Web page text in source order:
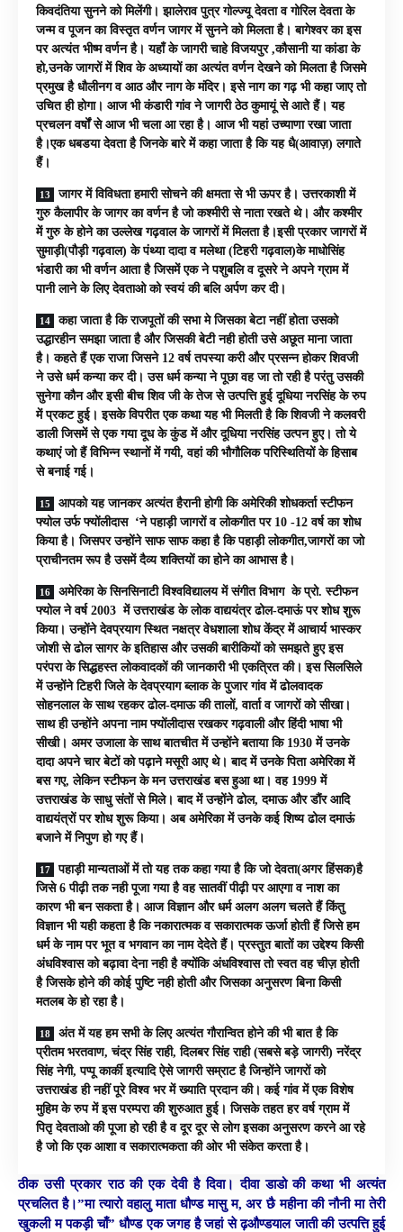
किवदंतिया सुनने को मिलेंगी। झालेराव पुत्र गोल्ज्यू देवता व गोरिल देवता के
जन्म व पूजन का विस्तृत वर्णन जागर में सुनने को मिलता है। बागेश्वर का इस
पर अत्यंत भीष्म वर्णन है। यहाँ के जागरी चाहे विजयपुर ,कौसानी या कांडा के
हो,उनके जागरों में शिव के अध्यायों का अत्यंत वर्णन देखने को मिलता है जिसमे
प्रमुख है धौलीनग व आठ और नाग के मंदिर। इसे नाग का गढ़ भी कहा जाए तो
उचित ही होगा। आज भी कंडारी गांव ने जागरी ठेठ कुमायूं से आते हैं। यह
प्रचलन वर्षों से आज भी चला आ रहा है। आज भी यहां उच्याणा रखा जाता
है।एक धबडया देवता है जिनके बारे में कहा जाता है कि यह धै(आवाज़) लगाते
हैं।
जागर में विविधता हमारी सोचने की क्षमता से भी ऊपर है। उत्तरकाशी में
गुरु कैलापीर के जागर का वर्णन है जो कश्मीरी से नाता रखते थे। और कश्मीर
में गुरु के होने का उल्लेख गढ़वाल के जागरों में मिलता है।इसी प्रकार जागरों में
सुमाड़ी(पौड़ी गढ़वाल) के पंथ्या दादा व मलेथा (टिहरी गढ़वाल)के माधोसिंह
भंडारी का भी वर्णन आता है जिसमें एक ने पशुबलि व दूसरे ने अपने ग्राम में
पानी लाने के लिए देवताओ को स्वयं की बलि अर्पण कर दी।
कहा जाता है कि राजपूतों की सभा मे जिसका बेटा नहीं होता उसको
उद्धारहीन समझा जाता है और जिसकी बेटी नही होती उसे अछूत माना जाता
है। कहते हैं एक राजा जिसने 12 वर्ष तपस्या करी और प्रसन्न होकर शिवजी
ने उसे धर्म कन्या कर दी। उस धर्म कन्या ने पूछा वह जा तो रही है परंतु उसकी
सुनेगा कौन और इसी बीच शिव जी के तेज से उत्पत्ति हुई दूधिया नरसिंह के रुप
में प्रकट हुई। इसके विपरीत एक कथा यह भी मिलती है कि शिवजी ने कलवरी
डाली जिसमें से एक गया दूध के कुंड में और दूधिया नरसिंह उत्पन हुए। तो ये
कथाएं जो हैं विभिन्न स्थानों में गयी, वहां की भौगौलिक परिस्थितियों के हिसाब
से बनाई गई।
आपको यह जानकर अत्यंत हैरानी होगी कि अमेरिकी शोधकर्ता स्टीफन
फ्योल उर्फ फ्योंलीदास ‘ने पहाड़ी जागरों व लोकगीत पर 10 -12 वर्ष का शोध
किया है। जिसपर उन्होंने साफ साफ कहा है कि पहाड़ी लोकगीत,जागरों का जो
प्राचीनतम रूप है उसमें दैव्य शक्तियों का होने का आभास है।
अमेरिका के सिनसिनाटी विश्वविद्यालय में संगीत विभाग के प्रो. स्टीफन
फ्योल ने वर्ष 2003 में उत्तराखंड के लोक वाद्ययंत्र ढोल-दमाऊं पर शोध शुरू
किया। उन्होंने देवप्रयाग स्थित नक्षत्र वेधशाला शोध केंद्र में आचार्य भास्कर
जोशी से ढोल सागर के इतिहास और उसकी बारीकियों को समझते हुए इस
परंपरा के सिद्धहस्त लोकवादकों की जानकारी भी एकत्रित की। इस सिलसिले
में उन्होंने टिहरी जिले के देवप्रयाग ब्लाक के पुजार गांव में ढोलवादक
सोहनलाल के साथ रहकर ढोल-दमाऊ की तालों, वार्ता व जागरों को सीखा।
साथ ही उन्होंने अपना नाम फ्योंलीदास रखकर गढ़वाली और हिंदी भाषा भी
सीखी। अमर उजाला के साथ बातचीत में उन्होंने बताया कि 1930 में उनके
दादा अपने चार बेटों को पढ़ाने मसूरी आए थे। बाद में उनके पिता अमेरिका में
बस गए, लेकिन स्टीफन के मन उत्तराखंड बस हुआ था। वह 1999 में
उत्तराखंड के साधु संतों से मिले। बाद में उन्होंने ढोल, दमाऊ और डौंर आदि
वाद्ययंत्रों पर शोध शुरू किया। अब अमेरिका में उनके कई शिष्य ढोल दमाऊं
बजाने में निपुण हो गए हैं।
पहाड़ी मान्यताओं में तो यह तक कहा गया है कि जो देवता(अगर हिंसक)है
जिसे 6 पीढ़ी तक नही पूजा गया है वह सातवीं पीढ़ी पर आएगा व नाश का
कारण भी बन सकता है। आज विज्ञान और धर्म अलग अलग चलते हैं किंतु
विज्ञान भी यही कहता है कि नकारात्मक व सकारात्मक ऊर्जा होती हैं जिसे हम
धर्म के नाम पर भूत व भगवान का नाम देदेते हैं। प्रस्तुत बातों का उद्देश्य किसी
अंधविश्वास को बढ़ावा देना नही है क्योंकि अंधविश्वास तो स्वत वह चीज़ होती
है जिसके होने की कोई पुष्टि नही होती और जिसका अनुसरण बिना किसी
मतलब के हो रहा है।
अंत में यह हम सभी के लिए अत्यंत गौरान्वित होने की भी बात है कि
प्रीतम भरतवाण, चंद्र सिंह राही, दिलबर सिंह राही (सबसे बड़े जागरी) नरेंद्र
सिंह नेगी, पप्पू कार्की इत्यादि ऐसे जागरी सम्राट है जिन्होंने जागरों को
उत्तराखंड ही नहीं पूरे विश्व भर में ख्याति प्रदान की। कई गांव में एक विशेष
मुहिम के रुप में इस परम्परा की शुरुआत हुई। जिसके तहत हर वर्ष ग्राम में
पितृ देवताओ की पूजा हो रही है व दूर दूर से लोग इसका अनुसरण करने आ रहे
है जो कि एक आशा व सकारात्मकता की ओर भी संकेत करता है।
ठीक उसी प्रकार राठ की एक देवी है दिवा। दीवा डाडो की कथा भी अत्यंत
प्रचलित है।”मा त्यारो वहालु माता धौण्ड मासु म, अर छै महीना की नौनी मा तेरी
खुकली म पकड़ी चाँ” धौण्ड एक जगह है जहां से ढ़औण्डयाल जाती की उत्पत्ति हुई